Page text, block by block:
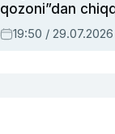
qozoni”dan
qahramon —
armiyasi bosh
19:50 / 29.07.2026